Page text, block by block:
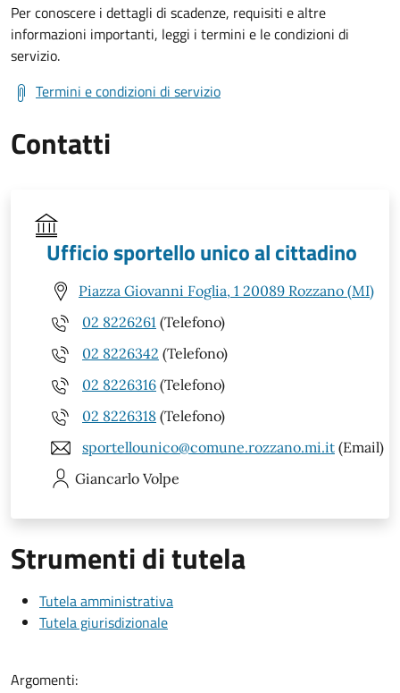
Per conoscere i dettagli di scadenze, requisiti e altre
informazioni importanti, leggi i termini e le condizioni di
servizio.
Termini e condizioni di servizio
Contatti
Ufficio sportello unico al cittadino
Piazza Giovanni Foglia, 1 20089 Rozzano (MI)
02 8226261 (Telefono)
02 8226342 (Telefono)
02 8226316 (Telefono)
02 8226318 (Telefono)
sportellounico@comune.rozzano.mi.it (Email)
Giancarlo Volpe
Strumenti di tutela
Tutela amministrativa
Tutela giurisdizionale
Argomenti: